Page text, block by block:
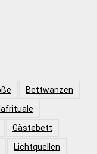
Bettwanzen
Gästebett
Lichtquellen